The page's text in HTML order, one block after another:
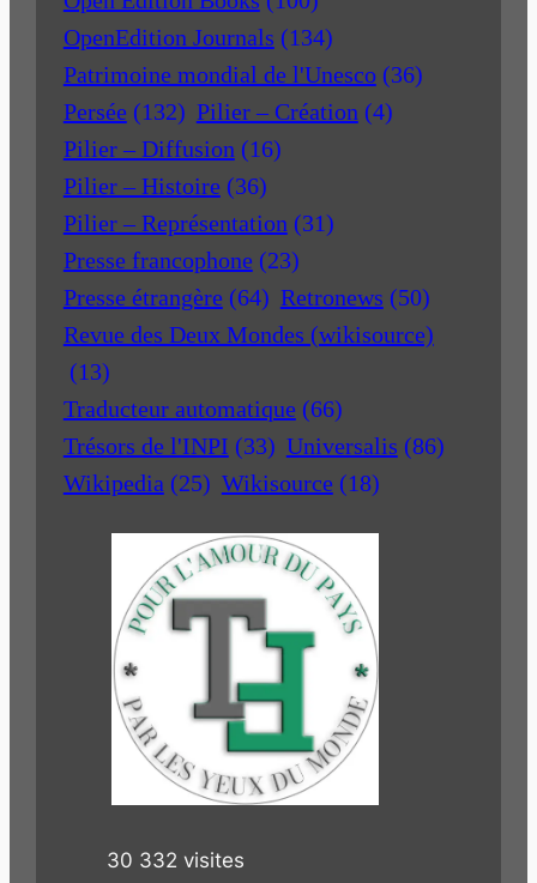
OpenEdition Journals (134)
Patrimoine mondial de l'Unesco (36)
Persée (132) Pilier – Création (4)
Pilier – Diffusion (16)
Pilier – Histoire (36)
Pilier – Représentation (31)
Presse francophone (23)
Presse étrangère (64) Retronews (50)
Revue des Deux Mondes (wikisource)
(13)
Traducteur automatique (66)
Trésors de l'INPI (33) Universalis (86)
Wikipedia (25) Wikisource (18)
30 332 visites